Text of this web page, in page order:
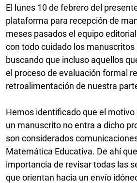
El lunes 10 de febrero del
plataforma para recepción de
meses pasados el equipo
con todo cuidado los manuscritos
buscando que incluso aquellos
el proceso de evaluación formal
retroalimentación de nuestra
Hemos identificado que el motivo
un manuscrito no entra a dicho
son considerados
Matemática Educativa. De ahí
importancia de revisar todas las
que orientan hacia un envío